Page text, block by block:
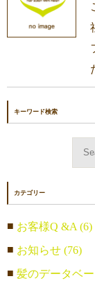
キーワード検索
カテゴリー
お客様Q &A (6)
お知らせ (76)
髪のデータベ